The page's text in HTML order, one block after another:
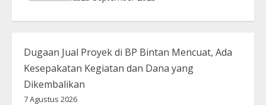
Dugaan Jual Proyek di BP Bintan Mencuat, Ada
Kesepakatan Kegiatan dan Dana yang
Dikembalikan
7 Agustus 2026